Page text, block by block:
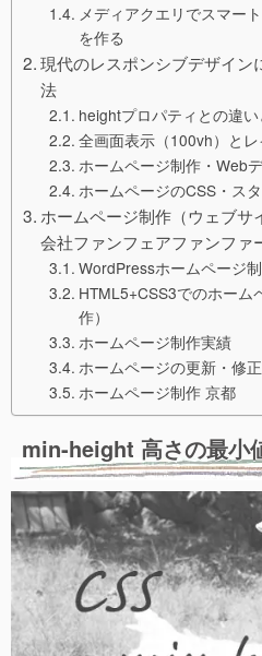
メディアクエリでスマー
を作る
現代のレスポンシブデザイ
法
heightプロパティとの違
全画面表示（100vh）と
ホームページ制作・Web
ホームページのCSS・ス
ホームページ制作（ウェブ
会社ファンフェアファンファ
WordPressホームページ
HTML5+CSS3でのホーム
作）
ホームページ制作実績
ホームページの更新・修正
ホームページ制作 京都
min-height 高さの最小